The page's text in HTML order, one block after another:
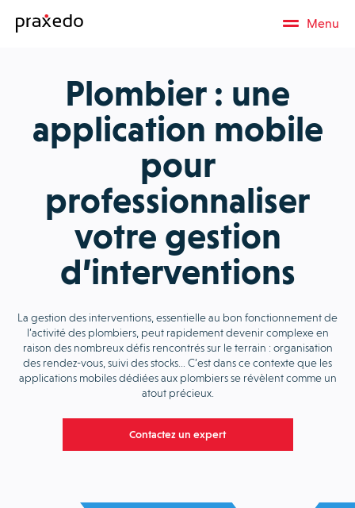
Menu
Plombier : une
application mobile
pour
professionnaliser
votre gestion
d’interventions
La gestion des interventions, essentielle au bon fonctionnement de
l’activité des plombiers, peut rapidement devenir complexe en
raison des nombreux défis rencontrés sur le terrain : organisation
des rendez-vous, suivi des stocks… C’est dans ce contexte que les
applications mobiles dédiées aux plombiers se révèlent comme un
atout précieux.
Contactez un expert